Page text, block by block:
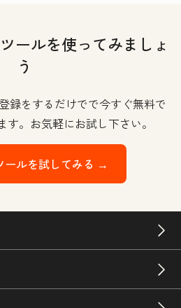
ールを使ってみましょ
う
録をするだけでで今すぐ無料で
。お気軽にお試し下さい。
ールを試してみる →